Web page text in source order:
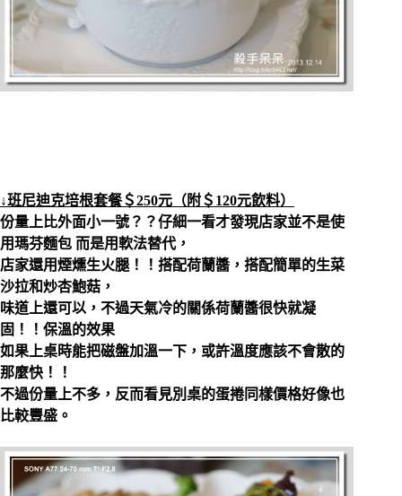
↓班尼迪克培根套餐＄250元（附＄120元飲料）
份量上比外面小一號？？仔細一看才發現店家並不是使
用瑪芬麵包 而是用軟法替代，
店家還用煙燻生火腿！！搭配荷蘭醬，搭配簡單的生菜
沙拉和炒杏鮑菇，
味道上還可以，不過天氣冷的關係荷蘭醬很快就凝
固！！保溫的效果
如果上桌時能把磁盤加溫一下，或許溫度應該不會散的
那麼快！！
不過份量上不多，反而看見別桌的蛋捲同樣價格好像也
比較豐盛。